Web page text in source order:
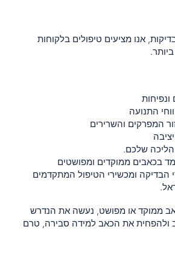
אנו מציעים טיפולים בלקוחות
ונפיחות
התנועה
המפרקים והשרירים
שלכם.
בכאבים ממוקדים ומפושטים
הבדיקה ומכשירי הטיפול המתקדמים
.
ממוקד או מפושט, נעשה את הנדרש
ולהפחית את הכאב למידה סבירה, טרם